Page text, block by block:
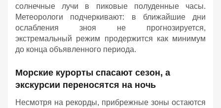
солнечные лучи в пиковые полуденные часы.
Метеорологи подчеркивают: в ближайшие дни
ослабления зноя не прогнозируется,
экстремальный режим продержится как минимум
до конца объявленного периода.
Морские курорты спасают сезон, а
экскурсии переносятся на ночь
Несмотря на рекорды, прибрежные зоны остаются